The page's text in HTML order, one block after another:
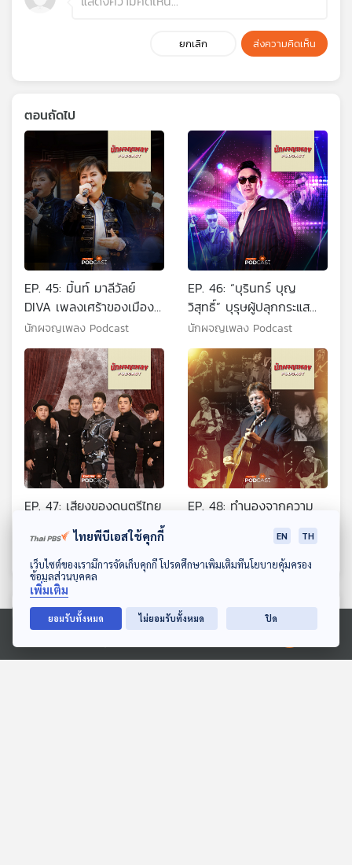
ดาวน์โหลด Thai PBS Podcast Application
Ⓒ 2020 องค์การกระจายเสียงและแพร่ภาพสาธารณะแห่งประเทศไทย
ยกเลิก ส่งความคิดเห็น
ตอนถัดไป
EP. 45: มิ้นท์ มาลีวัลย์
DIVA เพลงเศร้าของเมือง
ไทย
นักผจญเพลง Podcast
EP. 46: “บุรินทร์ บุญ
วิสุทธิ์” บุรุษผู้ปลุกกระแส
DISCO
นักผจญเพลง Podcast
EP. 47: เสียงของดนตรีไทย
กับบทบาทในยุคปัจจุบัน
นักผจญเพลง Podcast
EP. 48: ทำนองจากความ
ขมขื่นในชีวิตของ ERIC
นักผจญเพลง Podcast
ตอนที่เกี่ยวข้อง
ไทยพีบีเอสใช้คุกกี้ EN TH
เว็บไซต์ของเรามีการจัดเก็บคุกกี้ โปรดศึกษาเพิ่มเติมที่นโยบายคุ้มครอง
ข้อมูลส่วนบุคคล
เพิ่มเติม
ยอมรับทั้งหมด ไม่ยอมรับทั้งหมด ปิด